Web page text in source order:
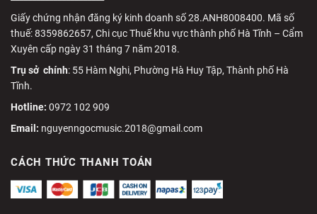
Giấy chứng nhận đăng ký kinh doanh số 28.ANH8008400. Mã số
thuế: 8359862657, Chi cục Thuế khu vực thành phố Hà Tĩnh – Cẩm
Xuyên cấp ngày 31 tháng 7 năm 2018.
Trụ sở chính: 55 Hàm Nghi, Phường Hà Huy Tập, Thành phố Hà
Tĩnh.
Hotline: 0972 102 909
Email: nguyenngocmusic.2018@gmail.com
CÁCH THỨC THANH TOÁN